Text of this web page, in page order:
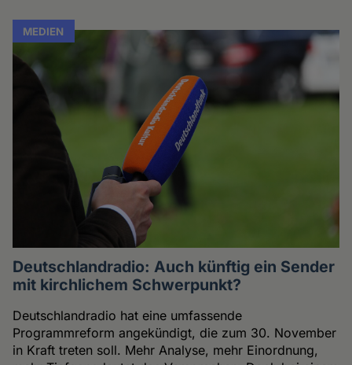
MEDIEN
Deutschlandradio: Auch künftig ein Sender
mit kirchlichem Schwerpunkt?
Deutschlandradio hat eine umfassende
Programmreform angekündigt, die zum 30. November
in Kraft treten soll. Mehr Analyse, mehr Einordnung,